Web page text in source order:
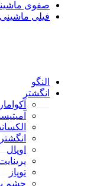
صفوی
فیلی ماشینی
النگو
انگشتر
اوپال
توپاز
چشم